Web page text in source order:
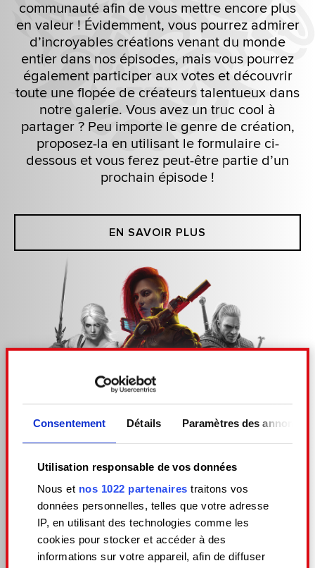
Consentement Détails Paramètres des annonces
Utilisation responsable de vos données
Nous et nos 1022 partenaires traitons vos
données personnelles, telles que votre adresse
IP, en utilisant des technologies comme les
cookies pour stocker et accéder à des
informations sur votre appareil, afin de diffuser
communauté afin de vous mettre encore plus
en valeur ! Évidemment, vous pourrez admirer
d’incroyables créations venant du monde
entier dans nos épisodes, mais vous pourrez
également participer aux votes et découvrir
toute une flopée de créateurs talentueux dans
notre galerie. Vous avez un truc cool à
partager ? Peu importe le genre de création,
proposez-la en utilisant le formulaire ci-
dessous et vous ferez peut-être partie d’un
prochain épisode !
EN SAVOIR PLUS
C'EST VOUS QUI AVEZ
LE POUVOIR !
À NIGHT CITY, LES FINS HEUREUSES, ÇA
COURT PAS LES RUES. MAIS AVEC UN PEU DE
CHANCE, VOUS CROISEREZ DES PERSONNES
QUI EN VALENT VRAIMENT LA PEINE.
Ceux qui deviennent votre équipe. Vous aident
en vous ouvrant des portes quand tous les
autres vous laissent tomber. Ceux qui
transforment le moindre job en mission de